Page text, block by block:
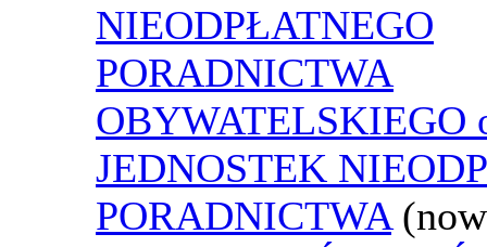
NIEODPŁATNEGO
PORADNICTWA
OBYWATELSKIEGO
JEDNOSTEK
PORADNICTWA